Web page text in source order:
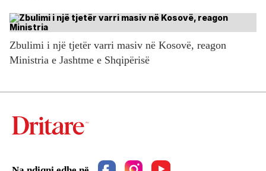
Zbulimi i një tjetër varri masiv në Kosovë, reagon
Ministria e Jashtme e Shqipërisë